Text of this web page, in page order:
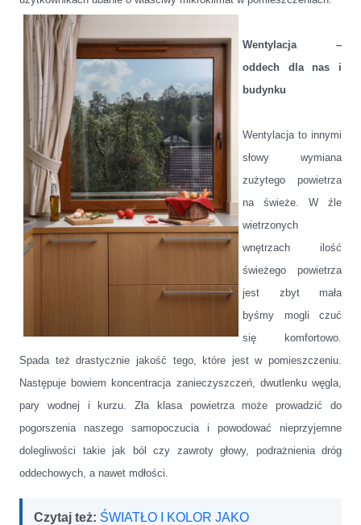
Wentylacja –
oddech dla nas i
budynku
Wentylacja to innymi
słowy wymiana
zużytego powietrza
na świeże. W źle
wietrzonych
wnętrzach ilość
świeżego powietrza
jest zbyt mała
byśmy mogli czuć
się komfortowo.
Spada też drastycznie jakość tego, które jest w pomieszczeniu.
Następuje bowiem koncentracja zanieczyszczeń, dwutlenku węgla,
pary wodnej i kurzu. Zła klasa powietrza może prowadzić do
pogorszenia naszego samopoczucia i powodować nieprzyjemne
dolegliwości takie jak ból czy zawroty głowy, podrażnienia dróg
oddechowych, a nawet mdłości.
Czytaj też: ŚWIATŁO I KOLOR JAKO